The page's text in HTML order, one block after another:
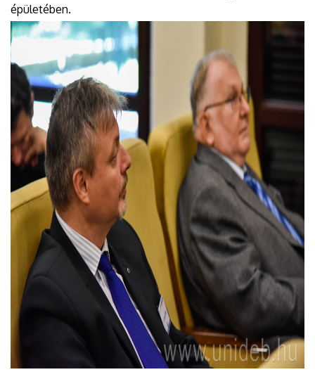
épületében.